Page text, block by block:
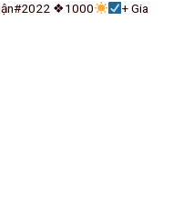
❖1000
+ Gia